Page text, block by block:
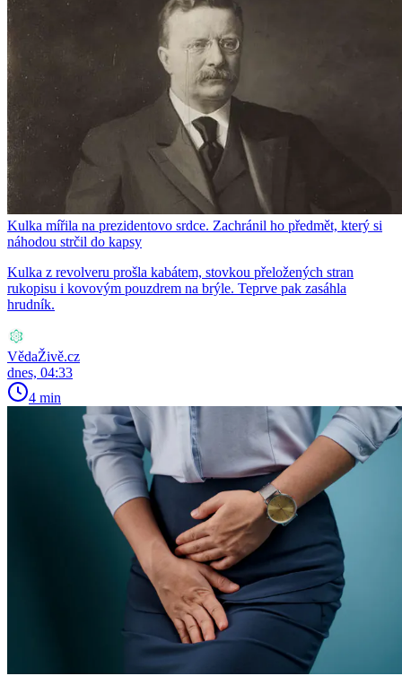
Kulka mířila na prezidentovo srdce. Zachránil ho předmět, který si
náhodou strčil do kapsy
Kulka z revolveru prošla kabátem, stovkou přeložených stran
rukopisu i kovovým pouzdrem na brýle. Teprve pak zasáhla
hrudník.
VědaŽivě.cz
dnes, 04:33
4 min